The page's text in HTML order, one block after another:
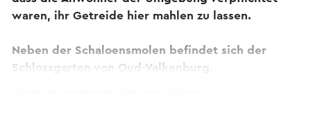
waren, ihr Getreide hier mahlen zu lassen.
Neben der Schaloensmolen befindet sich der
Schlossgarten von Oud-Valkenburg.